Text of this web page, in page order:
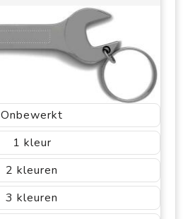
Onbewerkt
1
2
3